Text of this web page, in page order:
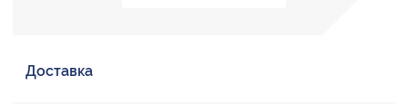
Доставка